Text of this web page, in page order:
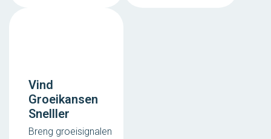
Vind
Groeikansen
Snelller
Breng groeisignalen